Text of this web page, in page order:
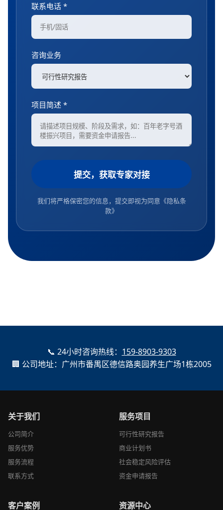
联系电话 *
咨询业务
项目简述 *
提交，获取专家对接
我们将严格保密您的信息，提交即视为同意 《隐私条
款》
📞 24小时咨询热线： 159-8903-9303
🏢 公司地址：广州市番禺区德信路奥园养生广场1栋2005
关于我们
公司简介
服务优势
服务流程
联系方式
服务项目
可行性研究报告
商业计划书
社会稳定风险评估
资金申请报告
客户案例 资源中心